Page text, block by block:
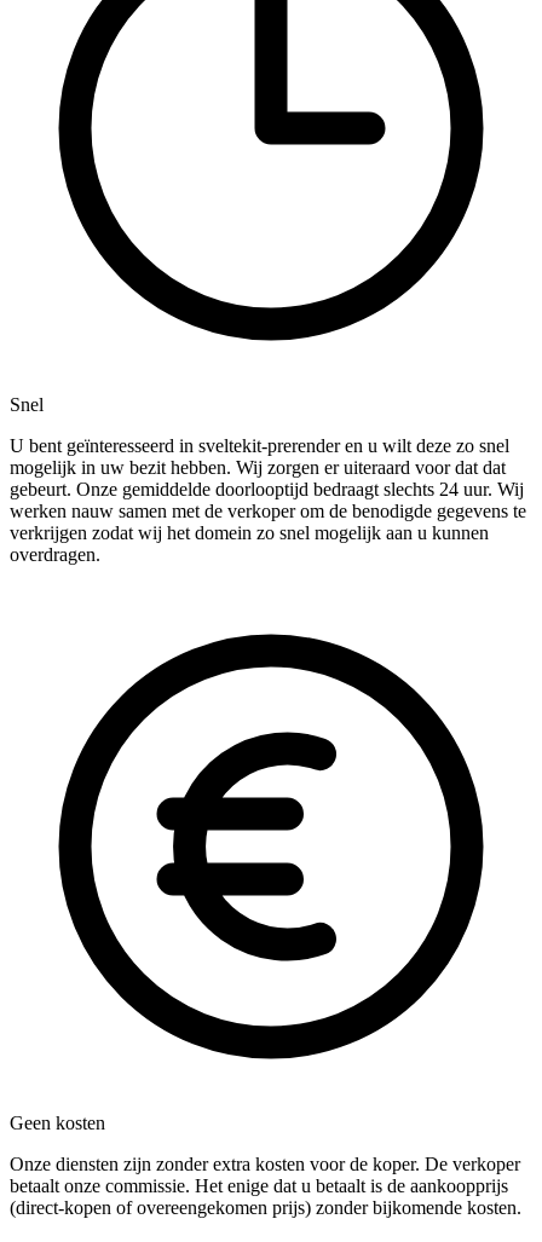
Snel
U bent geïnteresseerd in sveltekit-prerender en u wilt deze zo snel
mogelijk in uw bezit hebben. Wij zorgen er uiteraard voor dat dat
gebeurt. Onze gemiddelde doorlooptijd bedraagt slechts 24 uur. Wij
werken nauw samen met de verkoper om de benodigde gegevens te
verkrijgen zodat wij het domein zo snel mogelijk aan u kunnen
overdragen.
Geen kosten
Onze diensten zijn zonder extra kosten voor de koper. De verkoper
betaalt onze commissie. Het enige dat u betaalt is de aankoopprijs
(direct-kopen of overeengekomen prijs) zonder bijkomende kosten.